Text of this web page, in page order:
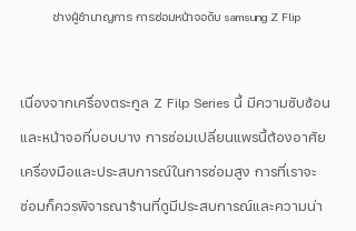
ช่างผู้ชำนาญการ การซ่อมหน้าจอดับ samsung Z Flip
เนื่องจากเครื่องตระกูล Z Filp Series นี้ มีความซับซ้อน
และหน้าจอที่บอบบาง การซ่อมเปลี่ยนแพรนี้ต้องอาศัย
เครื่องมือและประสบการณ์ในการซ่อมสูง การที่เราจะ
ซ่อมก็ควรพิจารณาร้านที่ดูมีประสบการณ์และความน่า